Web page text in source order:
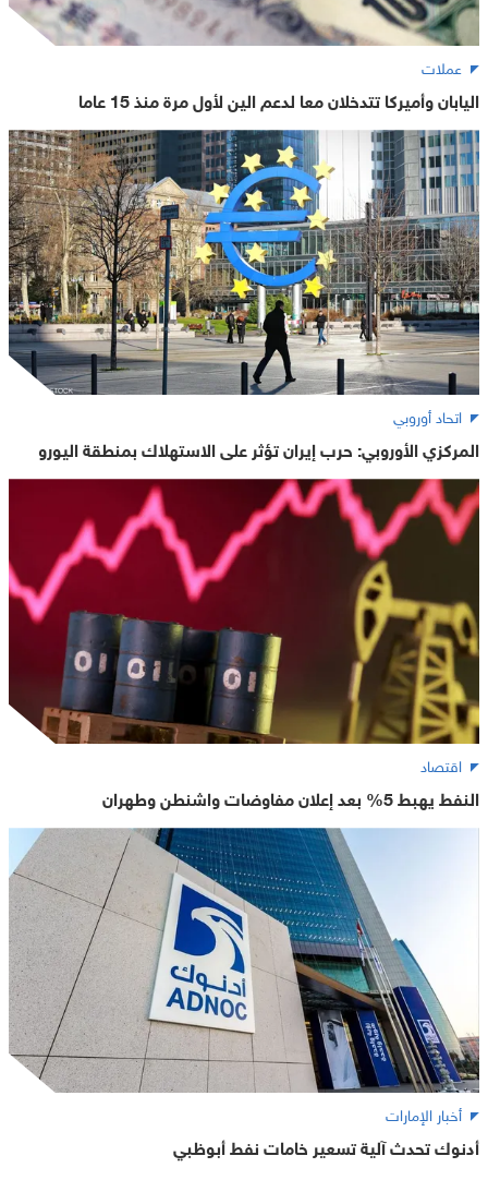
عملات
اليابان وأميركا تتدخلان معا لدعم الين لأول مرة منذ 15 عاما
اتحاد أوروبي
المركزي الأوروبي: حرب إيران تؤثر على الاستهلاك بمنطقة اليورو
اقتصاد
النفط يهبط 5% بعد إعلان مفاوضات واشنطن وطهران
أخبار الإمارات
أدنوك تحدث آلية تسعير خامات نفط أبوظبي